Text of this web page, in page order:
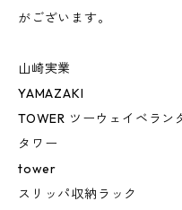
がございます。
山崎実業
YAMAZAKI
TOWER ツーウェイベラン
タワー
tower
スリッパ収納ラック